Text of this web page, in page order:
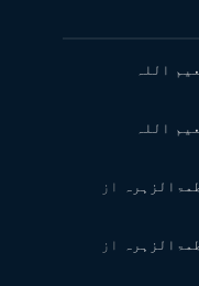
اللہ
اللہ
از
از